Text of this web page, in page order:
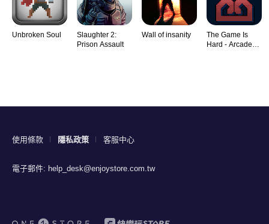
Unbroken Soul
Slaughter 2:
Prison Assault
Wall of insanity
The Game Is
Hard - Arcade
使用條款 隱私政策 客服中心
電子郵件: help_desk@enjoystore.com.tw